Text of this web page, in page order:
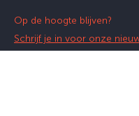
Op de hoogte blijven?
Schrijf je in voor onze